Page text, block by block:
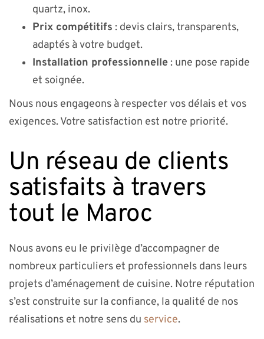
quartz, inox.
Prix compétitifs : devis clairs, transparents,
adaptés à votre budget.
Installation professionnelle: une pose rapide
et soignée.
Nous nous engageons à respecter vos délais et vos
exigences. Votre satisfaction est notre priorité.
Un réseau de clients
satisfaits à travers
tout le Maroc
Nous avons eu le privilège d’accompagner de
nombreux particuliers et professionnels dans leurs
projets d’aménagement de cuisine. Notre réputation
s’est construite sur la confiance, la qualité de nos
réalisations et notre sens du service.